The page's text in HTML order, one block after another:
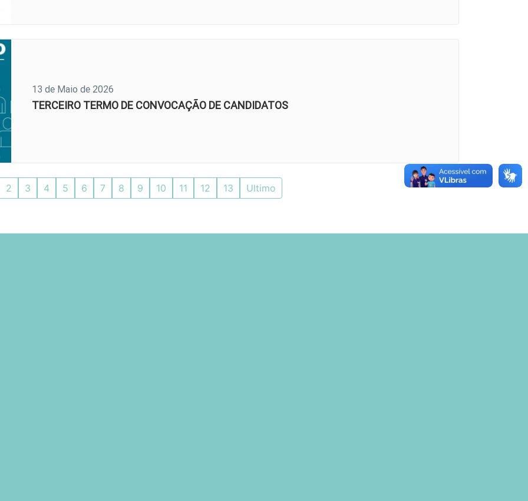
13 de Maio de 2026
TERCEIRO TERMO DE CONVOCAÇÃO DE CANDIDATOS
2 3 4 5 6 7 8 9 10 11 12 13 Ultimo